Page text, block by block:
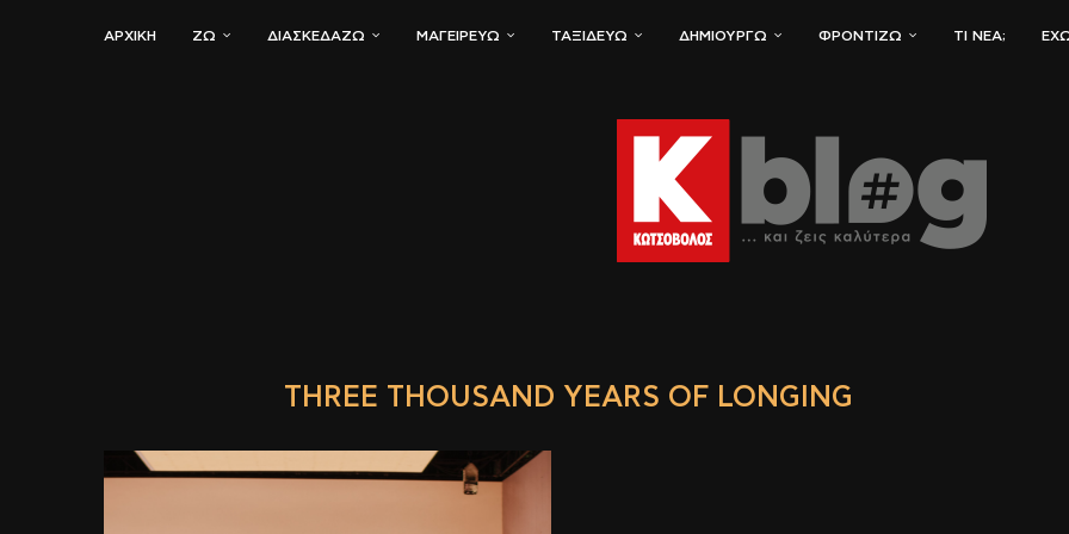
ΑΡΧΙΚΗ ΖΏ ΔΙΑΣΚΕΔΆΖΩ ΜΑΓΕΙΡΕΎΩ ΤΑΞΙΔΕΎΩ ΔΗΜΙΟΥΡΓΏ ΦΡΟΝΤΊΖΩ ΤΙ ΝΈΑ;
THREE THOUSAND YEARS OF LONGING